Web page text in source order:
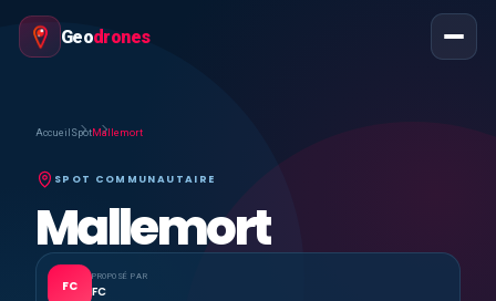
Geodrones
Accueil SpotMallemort
SPOT COMMUNAUTAIRE
Mallemort
FC
PROPOSÉ PAR
FC